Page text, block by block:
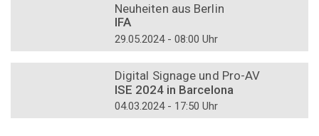
Neuheiten aus Berlin
IFA
29.05.2024 - 08:00 Uhr
Digital Signage und Pro-AV
ISE 2024 in Barcelona
04.03.2024 - 17:50 Uhr